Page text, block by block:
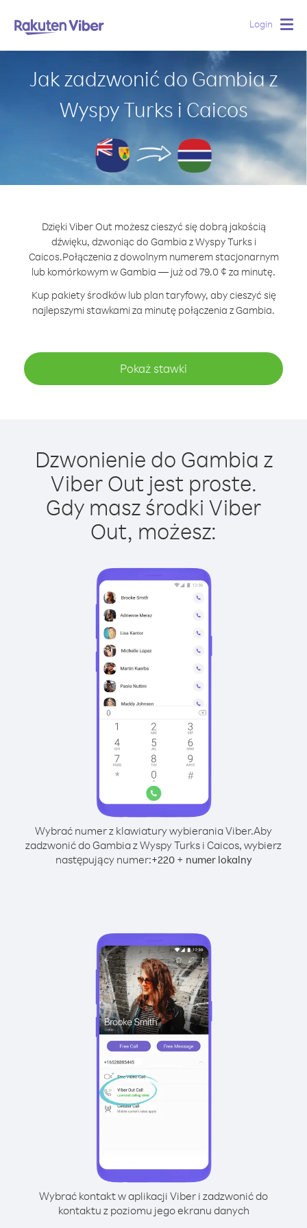
Login
Jak zadzwonić do Gambia z
Wyspy Turks i Caicos
Dzięki Viber Out możesz cieszyć się dobrą jakością
dźwięku, dzwoniąc do Gambia z Wyspy Turks i
Caicos.Połączenia z dowolnym numerem stacjonarnym
lub komórkowym w Gambia — już od 79.0 ¢ za minutę.
Kup pakiety środków lub plan taryfowy, aby cieszyć się
najlepszymi stawkami za minutę połączenia z Gambia.
Pokaż stawki
Dzwonienie do Gambia z
Viber Out jest proste.
Gdy masz środki Viber
Out, możesz:
Wybrać numer z klawiatury wybierania Viber.Aby
zadzwonić do Gambia z Wyspy Turks i Caicos, wybierz
następujący numer:+220+ numer lokalny
Wybrać kontakt w aplikacji Viber i zadzwonić do
kontaktu z poziomu jego ekranu danych